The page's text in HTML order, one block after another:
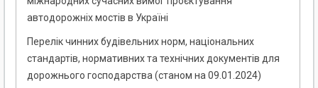
автодорожніх мостів в Україні
Перелік чинних будівельних норм, національних
стандартів, нормативних та технічних документів для
дорожнього господарства (станом на 09.01.2024)